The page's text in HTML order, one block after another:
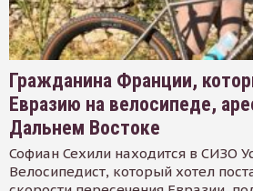
Гражданина Франции,
Евразию на велосипеде,
Дальнем Востоке
Софиан Сехили находится в СИЗО
Велосипедист, который хотел